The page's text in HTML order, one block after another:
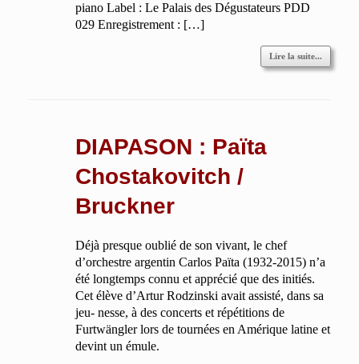
piano Label : Le Palais des Dégustateurs PDD
029 Enregistrement : […]
Lire la suite...
DIAPASON : Païta
Chostakovitch /
Bruckner
Déjà presque oublié de son vivant, le chef
d’orchestre argentin Carlos Païta (1932-2015) n’a
été longtemps connu et apprécié que des initiés.
Cet élève d’Artur Rodzinski avait assisté, dans sa
jeu- nesse, à des concerts et répétitions de
Furtwängler lors de tournées en Amérique latine et
devint un émule.